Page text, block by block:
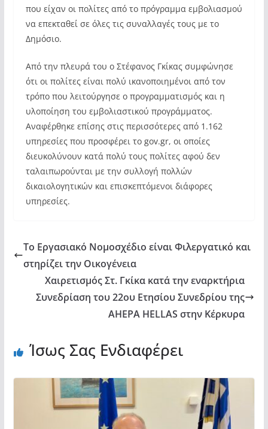
που είχαν οι πολίτες από το πρόγραμμα εμβολιασμού
να επεκταθεί σε όλες τις συναλλαγές τους με το
Δημόσιο.
Από την πλευρά του ο Στέφανος Γκίκας συμφώνησε
ότι οι πολίτες είναι πολύ ικανοποιημένοι από τον
τρόπο που λειτούργησε ο προγραμματισμός και η
υλοποίηση του εμβολιαστικού προγράμματος.
Αναφέρθηκε επίσης στις περισσότερες από 1.162
υπηρεσίες που προσφέρει το gov.gr, οι οποίες
διευκολύνουν κατά πολύ τους πολίτες αφού δεν
ταλαιπωρούνται με την συλλογή πολλών
δικαιολογητικών και επισκεπτόμενοι διάφορες
υπηρεσίες.
Το Εργασιακό Νομοσχέδιο είναι Φιλεργατικό και
στηρίζει την Οικογένεια
Χαιρετισμός Στ. Γκίκα κατά την εναρκτήρια
Συνεδρίαση του 22ου Ετησίου Συνεδρίου της
AHEPA HELLAS στην Κέρκυρα
Ίσως Σας Ενδιαφέρει